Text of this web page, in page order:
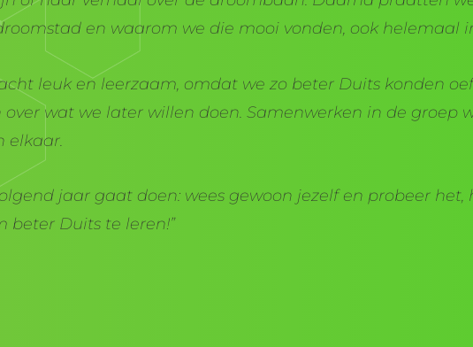
en waarom we die mooi vonden, ook helemaal
leuk en leerzaam, omdat we zo beter Duits konden
wat we later willen doen. Samenwerken in de groep
elkaar.
jaar gaat doen: wees gewoon jezelf en probeer het,
beter Duits te leren!”